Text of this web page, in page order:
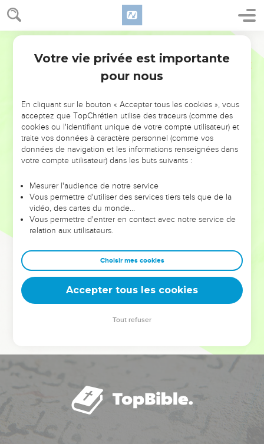
NE MANQUEZ PAS L’ÉVÉNEMENT
DE L’ANNÉE !
ET SI LEURS ERREURS POUVAIENT VOUS ÉVITER LES
VOTRES ?
leur foi ou leur vision. Mais on voit moins les doutes, les erreurs
et les saisons difficiles qu'ils ont traversés, alors même que ce
sont elles qui les ont façonnés.
Dans cette conférence, leaders, entrepreneurs, et responsables
clés pour avancer avec plus de sagesse afin que leurs erreurs
deviennent vos tremplins. Que vous guidiez un ministère, une
équipe, un groupe ou une famille, leur expérience est faite
Votre vie privée est importante
pour nous
En cliquant sur le bouton « Accepter tous les cookies », vous
acceptez que TopChrétien utilise des traceurs (comme des
cookies ou l'identifiant unique de votre compte utilisateur) et
traite vos données à caractère personnel (comme vos
données de navigation et les informations renseignées dans
votre compte utilisateur) dans les buts suivants :
Mesurer l'audience de notre service
Vous permettre d'utiliser des services tiers tels que de la
vidéo, des cartes du monde…
Vous permettre d'entrer en contact avec notre service de
relation aux utilisateurs.
Choisir mes cookies
Accepter tous les cookies
Tout refuser